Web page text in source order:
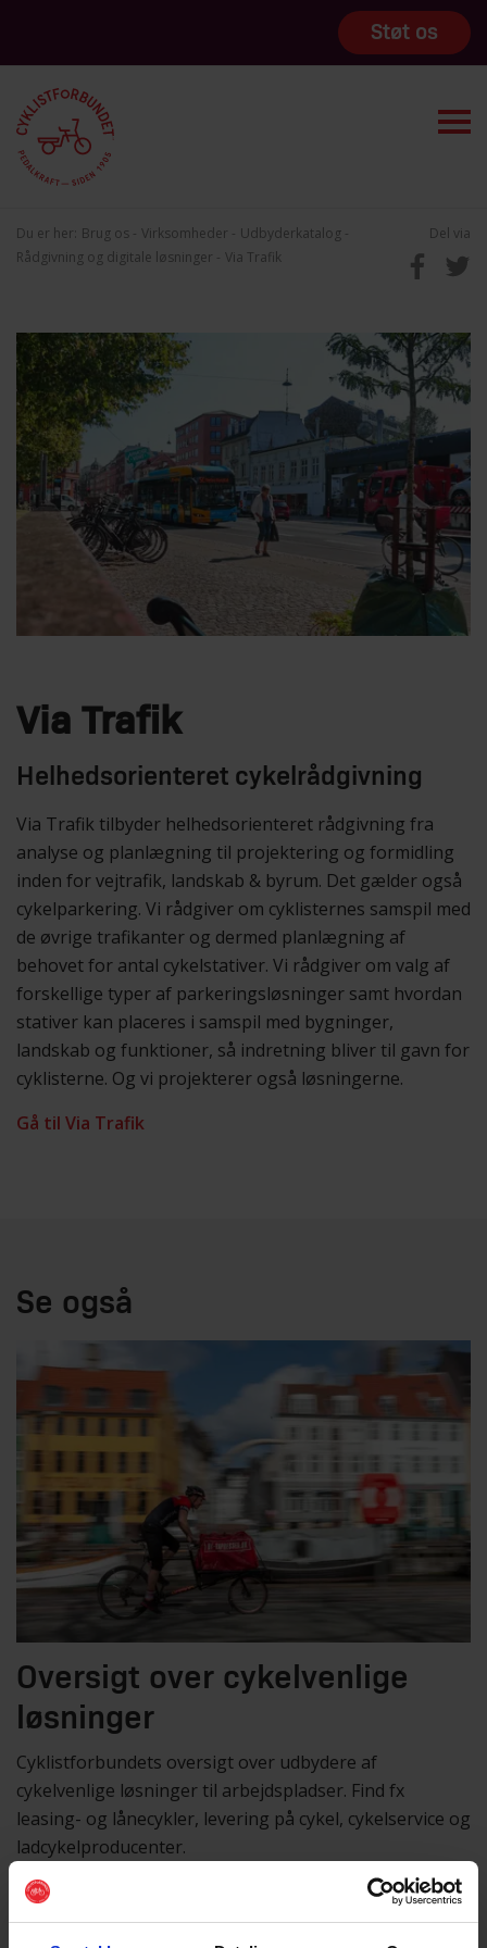
Støt os
Du er her: Brug os Virksomheder
Udbyderkatalog
Rådgivning og digitale løsninger
Via Trafik
Del via
Via Trafik
Helhedsorienteret cykelrådgivning
Via Trafik tilbyder helhedsorienteret rådgivning fra
analyse og planlægning til projektering og formidling
inden for vejtrafik, landskab & byrum. Det gælder også
cykelparkering. Vi rådgiver om cyklisternes samspil med
de øvrige trafikanter og dermed planlægning af
behovet for antal cykelstativer. Vi rådgiver om valg af
forskellige typer af parkeringsløsninger samt hvordan
stativer kan placeres i samspil med bygninger,
landskab og funktioner, så indretning bliver til gavn for
cyklisterne. Og vi projekterer også løsningerne.
Gå til Via Trafik
Se også
Oversigt over cykelvenlige
løsninger
Cyklistforbundets oversigt over udbydere af
cykelvenlige løsninger til arbejdspladser. Find fx
leasing- og lånecykler, levering på cykel, cykelservice og
ladcykelproducenter.
Gå til udbyderkataloget